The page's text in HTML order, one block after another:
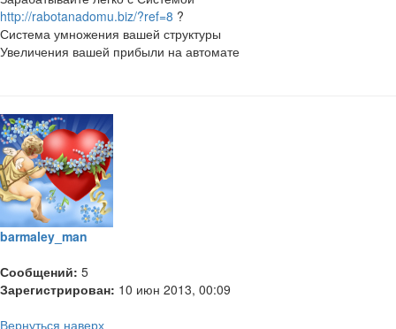
http://rabotanadomu.biz/?ref=8 ?
Система умножения вашей структуры
Увеличения вашей прибыли на автомате
barmaley_man
Сообщений: 5
Зарегистрирован: 10 июн 2013, 00:09
Вернуться наверх